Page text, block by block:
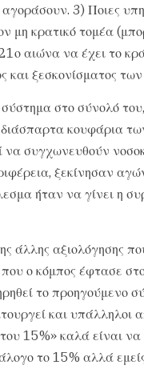
αγοράσουν. 3) Ποιες
μη κρατικό τομέα
αιώνα να έχει το
και ξεσκονίσματος
στο σύνολό
διάσπαρτα κουφάρια
να συγχωνευθούν
ξεκίνησαν
ήταν να γίνει η
άλλης αξιολόγησης
ο κόμπος έφτασε
το προηγούμενο
και υπάλληλοι
15%» καλά είναι να
το 15% αλλά